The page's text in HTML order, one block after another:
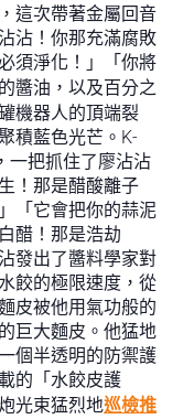
這次帶著金屬回音
沾！你那充滿腐敗
須淨化！」「你將
醬油，以及百分之
機器人的頂端裂
積藍色光芒。K-
一把抓住了廖沾沾
！那是醋酸離子
「它會把你的蒜泥
醋！那是浩劫
發出了醬料學家對
餃的極限速度，從
皮被他用氣功般的
巨大麵皮。他猛地
個半透明的防禦護
的「水餃皮護
光束猛烈地巡檢推